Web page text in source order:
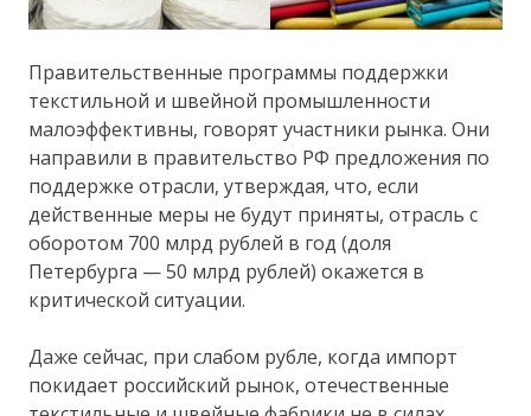
Правительственные программы поддержки
текстильной и швейной промышленности
малоэффективны, говорят участники рынка. Они
направили в правительство РФ предложения по
поддержке отрасли, утверждая, что, если
действенные меры не будут приняты, отрасль с
оборотом 700 млрд рублей в год (доля
Петербурга — 50 млрд рублей) окажется в
критической ситуации.
Даже сейчас, при слабом рубле, когда импорт
покидает российский рынок, отечественные